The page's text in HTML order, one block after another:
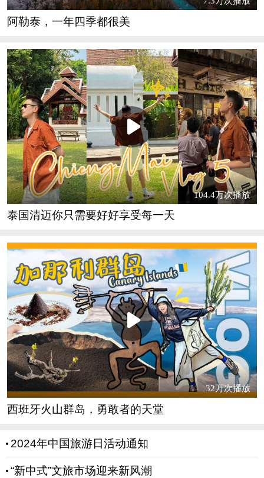
阿勒泰，一年四季都很美
104.4万次播放
泰国清迈你只需要好好享受每一天
32万次播放
西班牙火山群岛，勇敢者的天堂
2024年中国旅游日活动通知
“新中式”文旅市场迎来新风潮